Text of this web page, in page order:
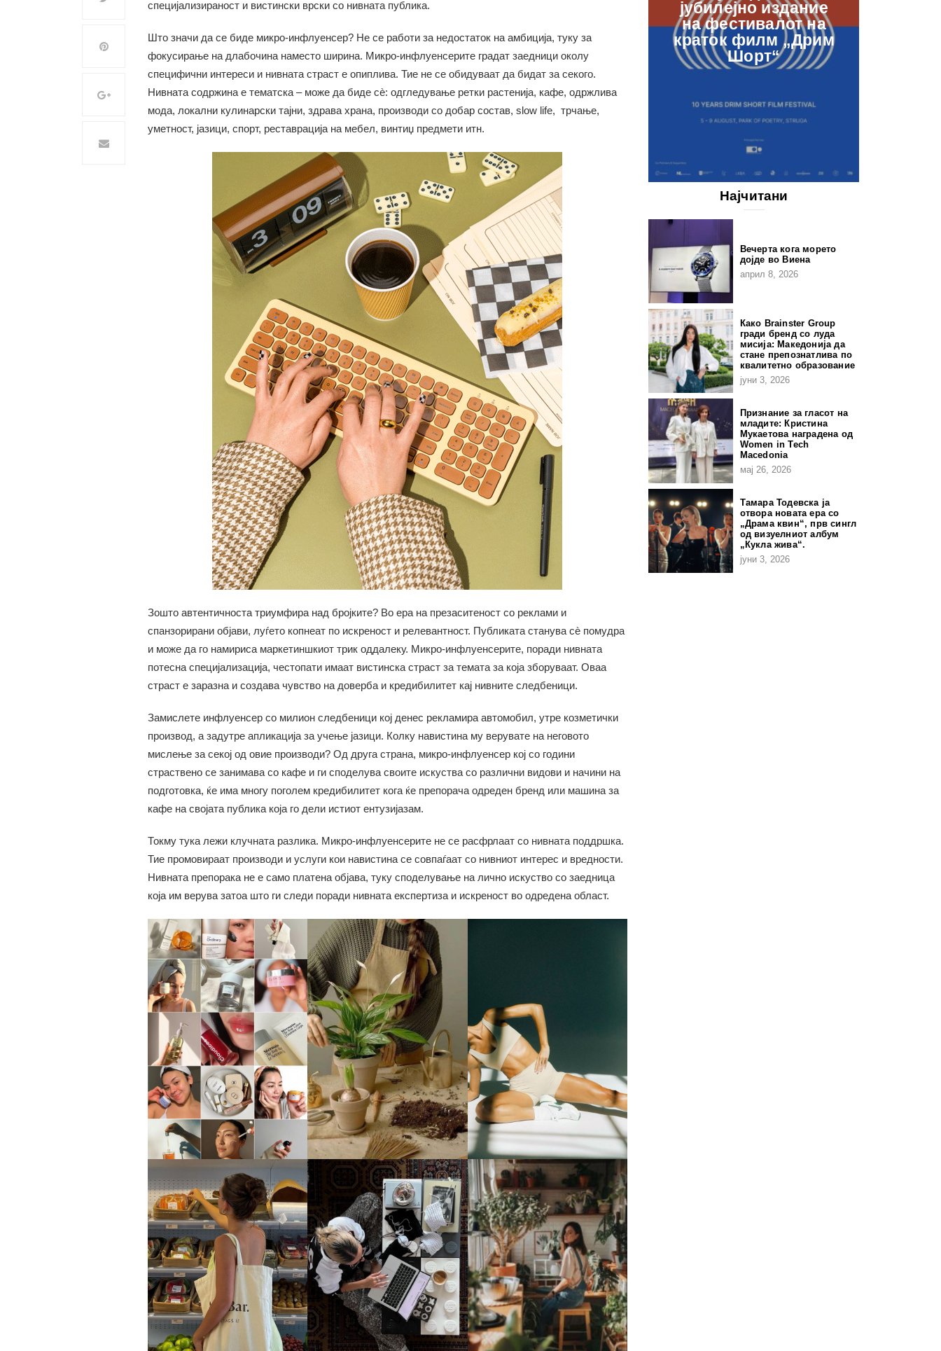
специјализираност и вистински врски со нивната публика.
Што значи да се биде микро-инфлуенсер? Не се работи за недостаток на амбиција, туку за
фокусирање на длабочина наместо ширина. Микро-инфлуенсерите градат заедници околу
специфични интереси и нивната страст е опиплива. Тие не се обидуваат да бидат за секого.
Нивната содржина е тематска – може да биде сè: oдгледување ретки растенија, кафе, одржлива
мода, локални кулинарски тајни, здрава храна, производи со добар состав, slow life, трчање,
уметност, јазици, спорт, реставрација на мебел, винтиџ предмети итн.
Зошто автентичноста триумфира над бројките? Во ера на презаситеност со реклами и
спанзорирани објави, луѓето копнеат по искреност и релевантност. Публиката станува сè помудра
и може да го намириса маркетиншкиот трик оддалеку. Микро-инфлуенсерите, поради нивната
потесна специјализација, честопати имаат вистинска страст за темата за која зборуваат. Оваа
страст е заразна и создава чувство на доверба и кредибилитет кај нивните следбеници.
Замислете инфлуенсер со милион следбеници кој денес рекламира автомобил, утре козметички
производ, а задутре апликација за учење јазици. Колку навистина му верувате на неговото
мислење за секој од овие производи? Од друга страна, микро-инфлуенсер кој со години
страствено се занимава со кафе и ги споделува своите искуства со различни видови и начини на
подготовка, ќе има многу поголем кредибилитет кога ќе препорача одреден бренд или машина за
кафе на својата публика која го дели истиот ентузијазам.
Токму тука лежи клучната разлика. Микро-инфлуенсерите не се расфрлаат со нивната поддршка.
Тие промовираат производи и услуги кои навистина се совпаѓаат со нивниот интерес и вредности.
Нивната препорака не е само платена објава, туку споделување на лично искуство со заедница
која им верува затоа што ги следи поради нивната експертиза и искреност во одредена област.
јубилејно издание
на фестивалот на
краток филм „Дрим
Шорт“
Најчитани
Вечерта кога морето
дојде во Виена
април 8, 2026
Како Brainster Group
гради бренд со луда
мисија: Македонија да
стане препознатлива по
квалитетно образование
јуни 3, 2026
Признание за гласот на
младите: Кристина
Мукаетова наградена од
Women in Tech
Macedonia
мај 26, 2026
Тамара Тодевска ја
отвора новата ера со
„Драма квин“, прв сингл
од визуелниот албум
„Кукла жива“.
јуни 3, 2026